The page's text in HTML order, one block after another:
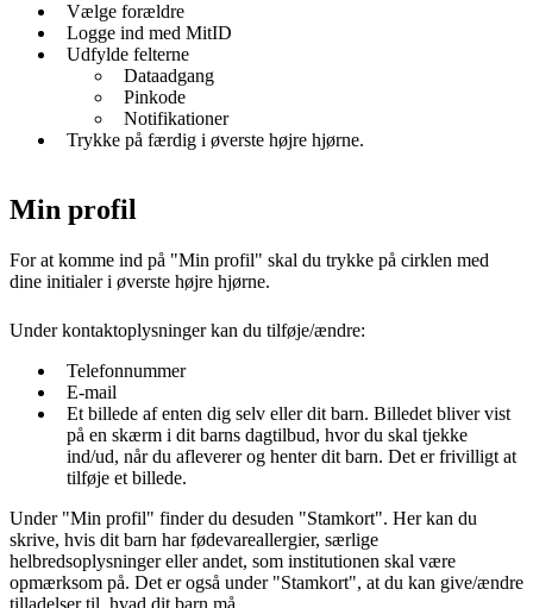
Vælge forældre
Logge ind med MitID
Udfylde felterne
Dataadgang
Pinkode
Notifikationer
Trykke på færdig i øverste højre hjørne.
Min profil
For at komme ind på "Min profil" skal du trykke på cirklen med
dine initialer i øverste højre hjørne.
Under kontaktoplysninger kan du tilføje/ændre:
Telefonnummer
E-mail
Et billede af enten dig selv eller dit barn. Billedet bliver vist
på en skærm i dit barns dagtilbud, hvor du skal tjekke
ind/ud, når du afleverer og henter dit barn. Det er frivilligt at
tilføje et billede.
Under "Min profil" finder du desuden "Stamkort". Her kan du
skrive, hvis dit barn har fødevareallergier, særlige
helbredsoplysninger eller andet, som institutionen skal være
opmærksom på. Det er også under "Stamkort", at du kan give/ændre
tilladelser til, hvad dit barn må.